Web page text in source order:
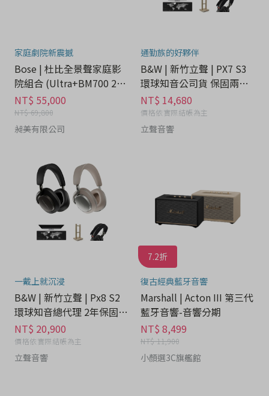
家庭劇院新震撼
Bose | 杜比全景聲家庭影
院組合 (Ultra+BM700 2件
組) - 音響分期
NT$ 55,000
NT$ 69,800
昶美有限公司
通勤族的好夥伴
B&W | 新竹立聲 | PX7 S3
環球知音公司貨 保固兩年-
音響分期
NT$ 14,680
價格依實際結帳為主
立聲音響
一戴上就沉浸
B&W | 新竹立聲 | Px8 S2
環球知音總代理 2年保固-
音響分期
NT$ 20,900
價格依實際結帳為主
立聲音響
7.2折
復古經典藍牙音響
Marshall | Acton III 第三代
藍牙音響-音響分期
NT$ 8,499
NT$ 11,900
小顏選3C旗艦館